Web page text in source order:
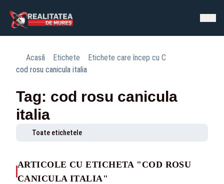
Acasă Etichete
Etichete care încep cu C
cod rosu canicula italia
Tag: cod rosu canicula
italia
Toate etichetele
ARTICOLE CU ETICHETA "COD ROSU
CANICULA ITALIA"